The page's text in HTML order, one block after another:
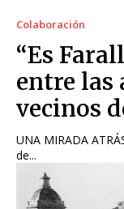
Colaboración
“Es
entre las
vecinos
UNA MIRADA ATRÁS Pep Maria Moll En la anterior
de...